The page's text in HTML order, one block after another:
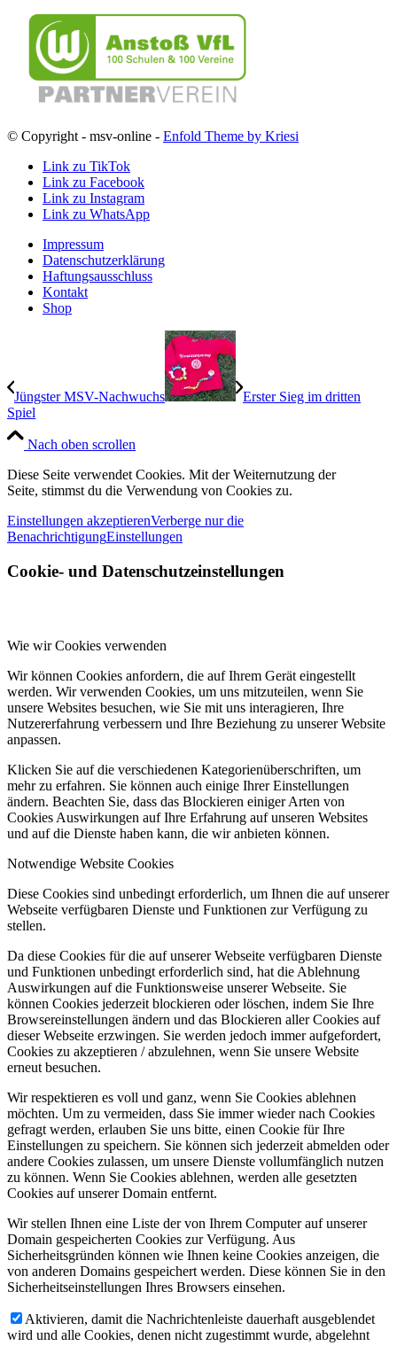
© Copyright - msv-online - Enfold Theme by Kriesi
Link zu TikTok
Link zu Facebook
Link zu Instagram
Link zu WhatsApp
Impressum
Datenschutzerklärung
Haftungsausschluss
Kontakt
Shop
Jüngster MSV-Nachwuchs
Erster Sieg im dritten
Spiel
Nach oben scrollen
Diese Seite verwendet Cookies. Mit der Weiternutzung der
Seite, stimmst du die Verwendung von Cookies zu.
Einstellungen akzeptierenVerberge nur die
BenachrichtigungEinstellungen
Cookie- und Datenschutzeinstellungen
Wie wir Cookies verwenden
Wir können Cookies anfordern, die auf Ihrem Gerät eingestellt
werden. Wir verwenden Cookies, um uns mitzuteilen, wenn Sie
unsere Websites besuchen, wie Sie mit uns interagieren, Ihre
Nutzererfahrung verbessern und Ihre Beziehung zu unserer Website
anpassen.
Klicken Sie auf die verschiedenen Kategorienüberschriften, um
mehr zu erfahren. Sie können auch einige Ihrer Einstellungen
ändern. Beachten Sie, dass das Blockieren einiger Arten von
Cookies Auswirkungen auf Ihre Erfahrung auf unseren Websites
und auf die Dienste haben kann, die wir anbieten können.
Notwendige Website Cookies
Diese Cookies sind unbedingt erforderlich, um Ihnen die auf unserer
Webseite verfügbaren Dienste und Funktionen zur Verfügung zu
stellen.
Da diese Cookies für die auf unserer Webseite verfügbaren Dienste
und Funktionen unbedingt erforderlich sind, hat die Ablehnung
Auswirkungen auf die Funktionsweise unserer Webseite. Sie
können Cookies jederzeit blockieren oder löschen, indem Sie Ihre
Browsereinstellungen ändern und das Blockieren aller Cookies auf
dieser Webseite erzwingen. Sie werden jedoch immer aufgefordert,
Cookies zu akzeptieren / abzulehnen, wenn Sie unsere Website
erneut besuchen.
Wir respektieren es voll und ganz, wenn Sie Cookies ablehnen
möchten. Um zu vermeiden, dass Sie immer wieder nach Cookies
gefragt werden, erlauben Sie uns bitte, einen Cookie für Ihre
Einstellungen zu speichern. Sie können sich jederzeit abmelden oder
andere Cookies zulassen, um unsere Dienste vollumfänglich nutzen
zu können. Wenn Sie Cookies ablehnen, werden alle gesetzten
Cookies auf unserer Domain entfernt.
Wir stellen Ihnen eine Liste der von Ihrem Computer auf unserer
Domain gespeicherten Cookies zur Verfügung. Aus
Sicherheitsgründen können wie Ihnen keine Cookies anzeigen, die
von anderen Domains gespeichert werden. Diese können Sie in den
Sicherheitseinstellungen Ihres Browsers einsehen.
Aktivieren, damit die Nachrichtenleiste dauerhaft ausgeblendet
wird und alle Cookies, denen nicht zugestimmt wurde, abgelehnt